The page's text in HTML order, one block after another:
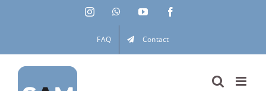
InstagramWhatsAppYouTube
FAQ Contact